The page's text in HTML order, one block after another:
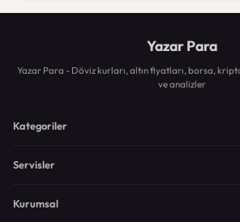
Yazar Para
Yazar Para - Döviz kurları, altın fiyatları, borsa,
ve analizler
Kategoriler
Servisler
Kurumsal